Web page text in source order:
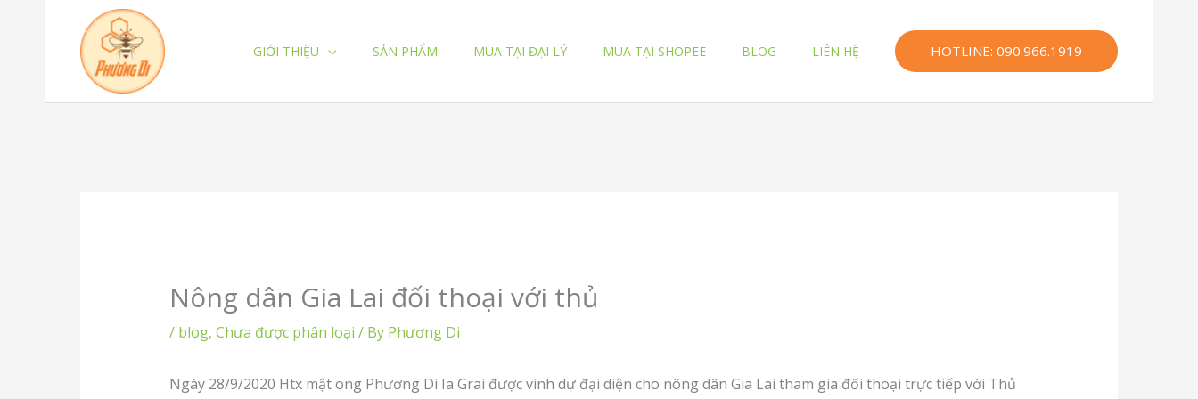
content
GIỚI THIỆU SẢN PHẨM MUA TẠI ĐẠI LÝ MUA TẠI SHOPEE BLOG LIÊN HỆ HOTLINE: 090.966.1919
Nông dân Gia Lai đối thoại với thủ
/ blog, Chưa được phân loại / By Phương Di
Ngày 28/9/2020 Htx mật ong Phương Di Ia Grai được vinh dự đại diện cho nông dân Gia Lai tham gia đối thoại trực tiếp với Thủ